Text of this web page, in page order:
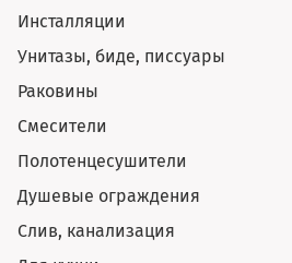
Инсталляции
Унитазы, биде, писсуары
Раковины
Смесители
Полотенцесушители
Душевые ограждения
Слив, канализация